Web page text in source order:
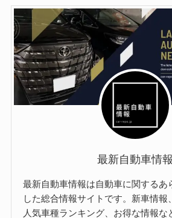
最新自動車情報
最新自動車情報は自動車に関するあ
した総合情報サイトです。新車情報
人気車種ランキング、お得な情報な